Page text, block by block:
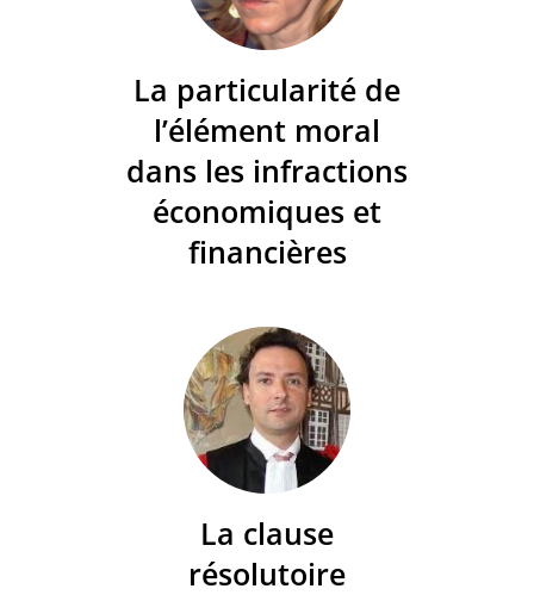
La particularité de
l’élément moral
dans les infractions
économiques et
financières
La clause
résolutoire